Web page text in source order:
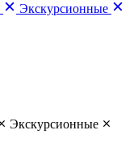
Экскурсионные
Экскурсионные